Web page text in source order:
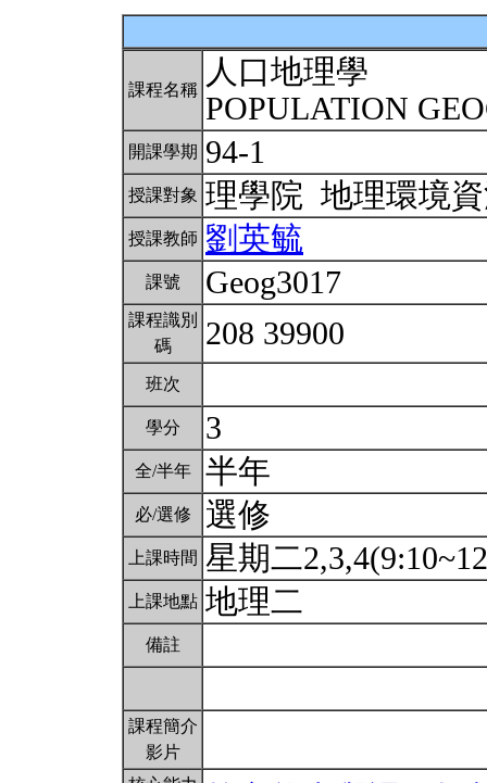
課程名稱
人口地理學
POPULATION
開課學期 94-1
授課對象 理學院 地理環境
授課教師 劉英毓
課號 Geog3017
課程識別
碼
208 39900
班次
學分 3
全/半年 半年
必/選修 選修
上課時間 星期二
上課地點 地理二
備註
課程簡介
影片